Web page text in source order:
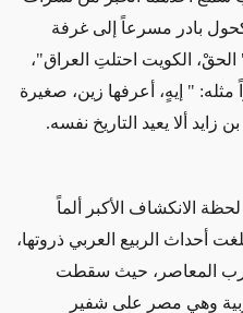
بادر مسرعاً إلى غرفة
الكويت احتلتِ العراق"،
" إيهٍ، أعرفها زين، صغيرة
ألا يعيد التاريخ نفسه.
تمثل الشهور الأولى من عام 2011 لحظة الانكشاف الأكبر ألماً
أحداث الربيع العربي ذروتها،
العرب المعاصر، حيث سقطت
وهي مصر على شفير